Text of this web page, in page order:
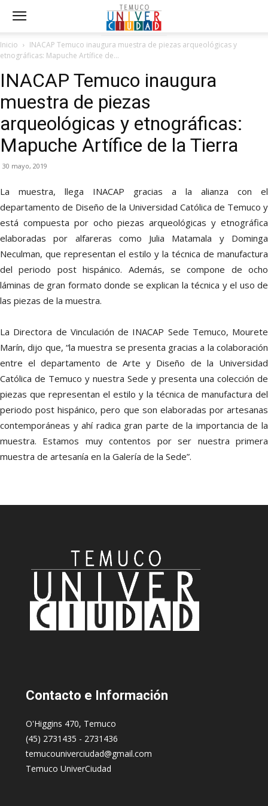
Inicio
INACAP Temuco inaugura muestra de piezas arqueológicas y
etnográficas: Mapuche Artífice de...
INACAP Temuco inaugura
muestra de piezas
arqueológicas y etnográficas:
Mapuche Artífice de la Tierra
30 mayo, 2019
La muestra, llega INACAP gracias a la alianza con el
departamento de Diseño de la Universidad Católica de Temuco y
está compuesta por ocho piezas arqueológicas y etnográfica
elaboradas por alfareras como Julia Matamala y Dominga
Neculman, que representan el estilo y la técnica de manufactura
del periodo post hispánico. Además, se compone de ocho
láminas de gran formato donde se explican la técnica y el uso de
las piezas de la muestra.
La Directora de Vinculación de INACAP Sede Temuco, Mourete
Marín, dijo que, “la muestra se presenta gracias a la colaboración
entre el departamento de Arte y Diseño de la Universidad
Católica de Temuco y nuestra Sede y presenta una colección de
piezas que representan el estilo y la técnica de manufactura del
periodo post hispánico, pero que son elaboradas por artesanas
contemporáneas y ahí radica gran parte de la importancia de la
muestra. Estamos muy contentos por ser nuestra primera
muestra de artesanía en la Galería de la Sede”.
Contacto e Información
O'Higgins 470, Temuco
(45) 2731435 - 2731436
temucouniverciudad@gmail.com
Temuco UniverCiudad